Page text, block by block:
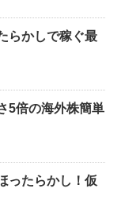
らかしで稼ぐ最
5倍の海外株簡単
ったらかし！仮